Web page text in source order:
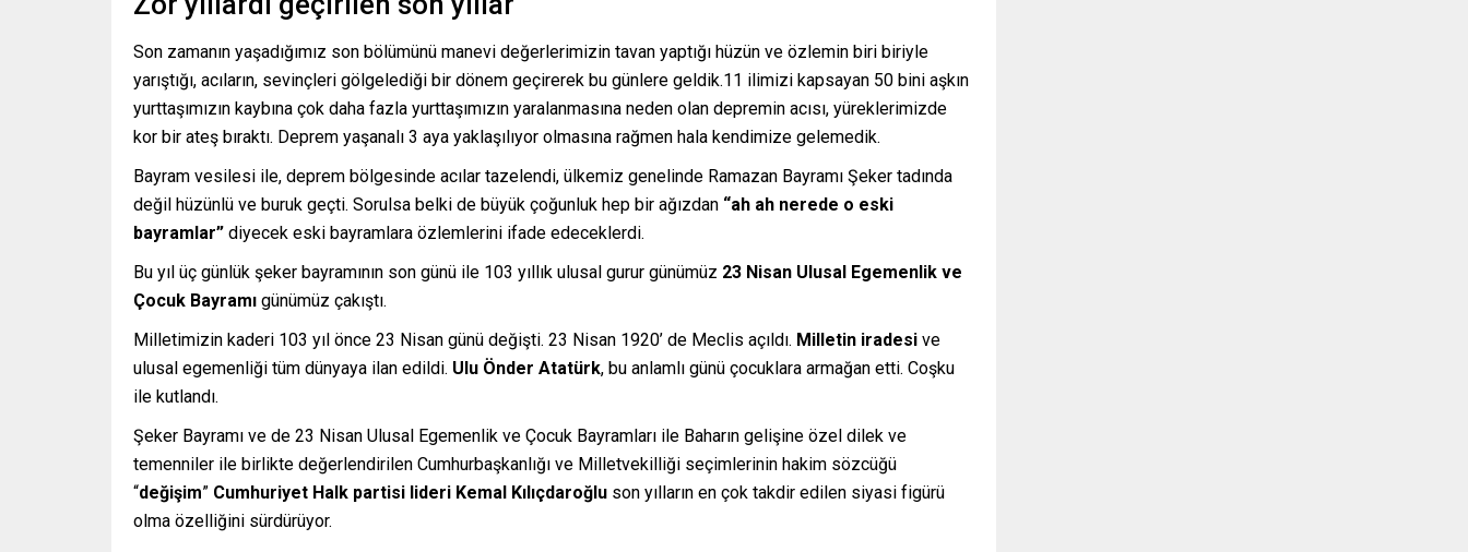
Son zamanın yaşadığımız son bölümünü manevi değerlerimizin tavan yaptığı hüzün ve özlemin biri biriyle
yarıştığı, acıların, sevinçleri gölgelediği bir dönem geçirerek bu günlere geldik.11 ilimizi kapsayan 50 bini aşkın
yurttaşımızın kaybına çok daha fazla yurttaşımızın yaralanmasına neden olan depremin acısı, yüreklerimizde
kor bir ateş bıraktı. Deprem yaşanalı 3 aya yaklaşılıyor olmasına rağmen hala kendimize gelemedik.
Bayram vesilesi ile, deprem bölgesinde acılar tazelendi, ülkemiz genelinde Ramazan Bayramı Şeker tadında
değil hüzünlü ve buruk geçti. Sorulsa belki de büyük çoğunluk hep bir ağızdan “ah ah nerede o eski
bayramlar” diyecek eski bayramlara özlemlerini ifade edeceklerdi.
Bu yıl üç günlük şeker bayramının son günü ile 103 yıllık ulusal gurur günümüz 23 Nisan Ulusal Egemenlik ve
Çocuk Bayramı günümüz çakıştı.
Milletimizin kaderi 103 yıl önce 23 Nisan günü değişti. 23 Nisan 1920’ de Meclis açıldı. Milletin iradesi ve
ulusal egemenliği tüm dünyaya ilan edildi. Ulu Önder Atatürk, bu anlamlı günü çocuklara armağan etti. Coşku
ile kutlandı.
Şeker Bayramı ve de 23 Nisan Ulusal Egemenlik ve Çocuk Bayramları ile Baharın gelişine özel dilek ve
temenniler ile birlikte değerlendirilen Cumhurbaşkanlığı ve Milletvekilliği seçimlerinin hakim sözcüğü
“değişim” Cumhuriyet Halk partisi lideri Kemal Kılıçdaroğlu son yılların en çok takdir edilen siyasi figürü
olma özelliğini sürdürüyor.